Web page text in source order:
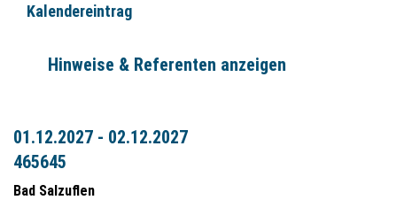
Kalendereintrag
Hinweise & Referenten anzeigen
01.12.2027 - 02.12.2027
465645
Bad Salzuflen